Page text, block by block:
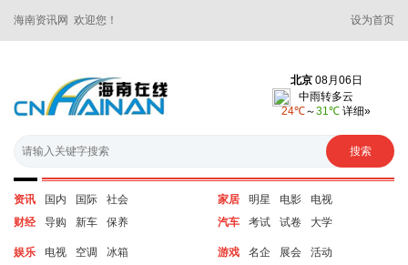
海南资讯网 欢迎您！ 设为首页
资讯 国内 国际
社会
财经
导购 新车 保养
家居 明星 电影
电视
汽车
考试 试卷 大学
娱乐 电视 空调
冰箱
游戏 名企 展会
活动